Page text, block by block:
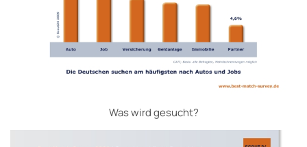
Was wird gesucht?